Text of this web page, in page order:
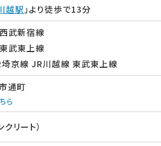
越駅」より徒歩で13分
西武新宿線
東武東上線
埼京線 JR川越線 東武東上線
通町
ら
リート）